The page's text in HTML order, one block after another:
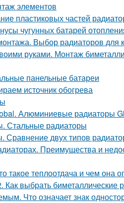
элементов
пластиковых частей
чугунных батарей
Выбор радиаторов для
руками. Монтаж
панельные батареи
источник обогрева
Алюминиевые радиаторы
Стальные радиаторы
Сравнение двух типов
Преимущества и
такое теплоотдача и чем она
выбрать биметаллические
Что означает знак